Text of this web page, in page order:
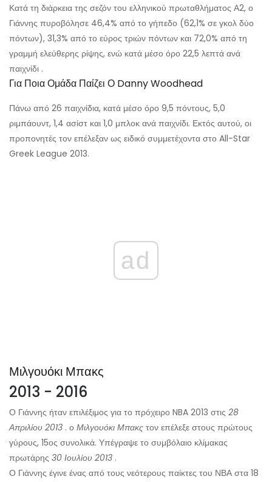
Κατά τη διάρκεια της σεζόν του ελληνικού πρωταθλήματος Α2, ο
Γιάννης πυροβόλησε 46,4% από το γήπεδο (62,1% σε γκολ δύο
πόντων), 31,3% από το εύρος τριών πόντων και 72,0% από τη
γραμμή ελεύθερης ρίψης, ενώ κατά μέσο όρο 22,5 λεπτά ανά
παιχνίδι .
Για Ποια Ομάδα Παίζει Ο Danny Woodhead
Πάνω από 26 παιχνίδια, κατά μέσο όρο 9,5 πόντους, 5,0
ριμπάουντ, 1,4 ασίστ και 1,0 μπλοκ ανά παιχνίδι. Εκτός αυτού, οι
προπονητές τον επέλεξαν ως ειδικό συμμετέχοντα στο All-Star
Greek League 2013.
ad
Μιλγουόκι Μπακς
2013 - 2016
Ο Γιάννης ήταν επιλέξιμος για το πρόχειρο NBA 2013 στις 28
Απριλίου 2013 . ο Μιλγουόκι Μπακς τον επέλεξε στους πρώτους
γύρους, 15ος συνολικά. Υπέγραψε το συμβόλαιο κλίμακας
πρωτάρης 30 Ιουλίου 2013 .
Ο Γιάννης έγινε ένας από τους νεότερους παίκτες του ΝΒΑ στα 18